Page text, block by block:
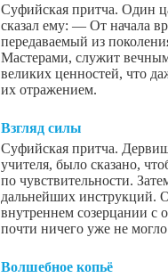
Суфийская притча. Один
сказал ему: — От начала
передаваемый из
Мастерами, служит
великих ценностей, что
их отражением.
Взгляд силы
Суфийская притча.
учителя, было сказано,
по чувствительности.
дальнейших инструкций.
внутреннем созерцании с
почти ничего уже не
Волшебное копьё